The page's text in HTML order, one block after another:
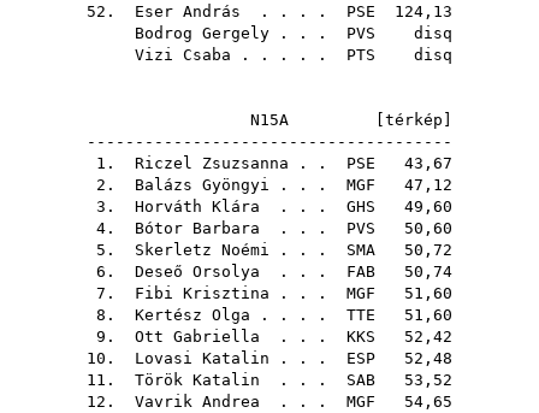
52. Eser András . . . . PSE 124,13
Bodrog Gergely . . . PVS disq
Vizi Csaba . . . . . PTS disq
N15A [ térkép
--------------------------------------
1. Riczel Zsuzsanna . . PSE 43,67
2. Balázs Gyöngyi . . . MGF 47,12
3. Horváth Klára . . . GHS 49,60
4. Bótor Barbara . . . PVS 50,60
5. Skerletz Noémi . . . SMA 50,72
6. Deseő Orsolya . . . FAB 50,74
7. Fibi Krisztina . . . MGF 51,60
8. Kertész Olga . . . . TTE 51,60
9. Ott Gabriella . . . KKS 52,42
10. Lovasi Katalin . . . ESP 52,48
11. Török Katalin . . . SAB 53,52
12. Vavrik Andrea . . . MGF 54,65